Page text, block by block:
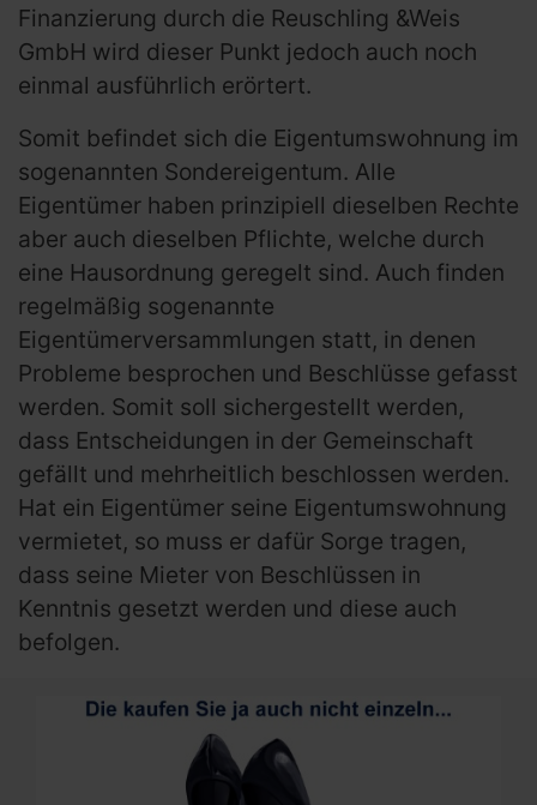
Finanzierung durch die Reuschling &Weis
GmbH wird dieser Punkt jedoch auch noch
einmal ausführlich erörtert.
Somit befindet sich die Eigentumswohnung im
sogenannten Sondereigentum. Alle
Eigentümer haben prinzipiell dieselben Rechte
aber auch dieselben Pflichte, welche durch
eine Hausordnung geregelt sind. Auch finden
regelmäßig sogenannte
Eigentümerversammlungen statt, in denen
Probleme besprochen und Beschlüsse gefasst
werden. Somit soll sichergestellt werden,
dass Entscheidungen in der Gemeinschaft
gefällt und mehrheitlich beschlossen werden.
Hat ein Eigentümer seine Eigentumswohnung
vermietet, so muss er dafür Sorge tragen,
dass seine Mieter von Beschlüssen in
Kenntnis gesetzt werden und diese auch
befolgen.